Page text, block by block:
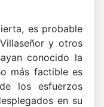
es probable
y otros
conocido la
más factible es
los esfuerzos
en su